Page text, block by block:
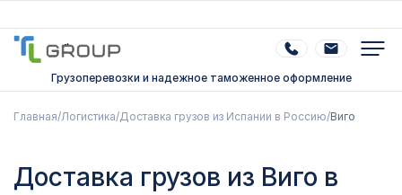
Грузоперевозки и надежное таможенное оформление
Главная/Логистика/Доставка грузов из Испании в Россию/Виго
Доставка грузов из Виго в